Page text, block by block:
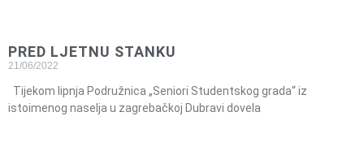
PRED LJETNU STANKU
21/06/2022
Tijekom lipnja Podružnica „Seniori Studentskog grada“ iz
istoimenog naselja u zagrebačkoj Dubravi dovela